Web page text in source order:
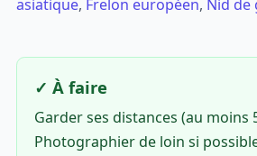
asiatique, Frelon européen, Nid de
✓ À faire
Garder ses distances (au moins
Photographier de loin si